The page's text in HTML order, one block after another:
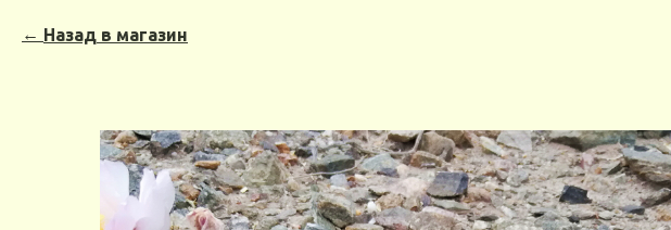
Назад в магазин